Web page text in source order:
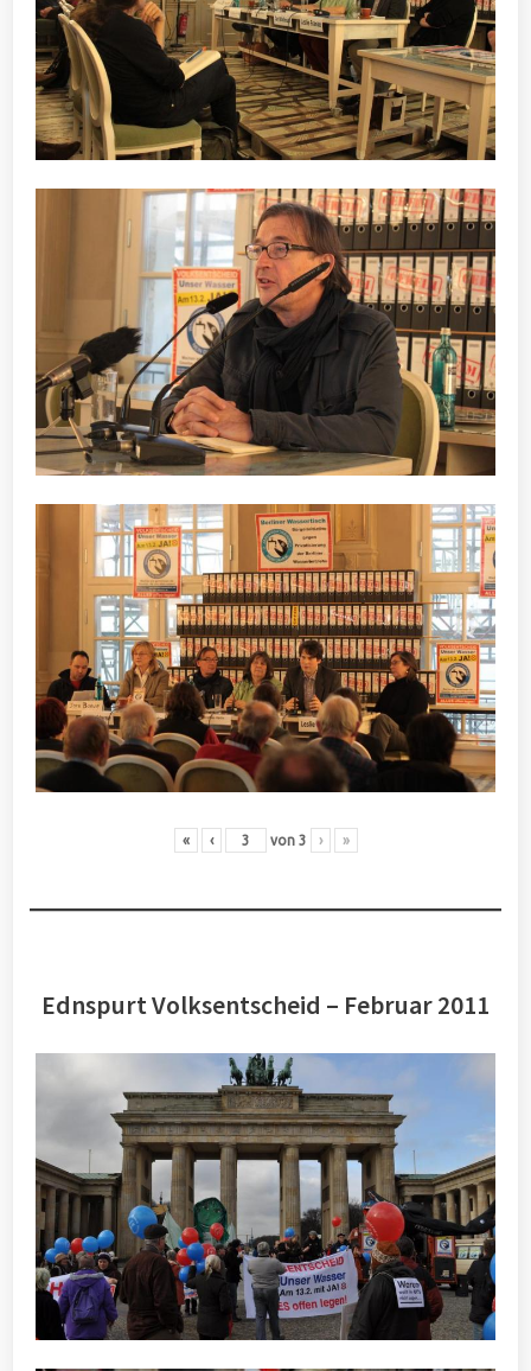
« ‹ von 3 › »
Ednspurt Volksentscheid – Februar 2011